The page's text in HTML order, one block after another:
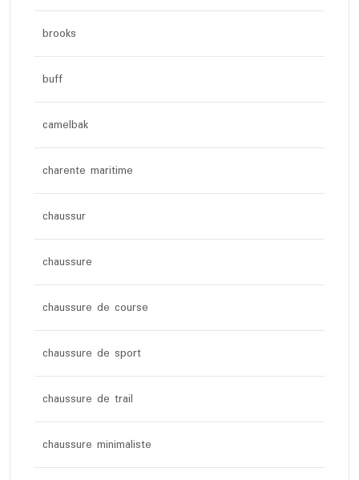
brooks
buff
camelbak
charente maritime
chaussur
chaussure
chaussure de course
chaussure de sport
chaussure de trail
chaussure minimaliste